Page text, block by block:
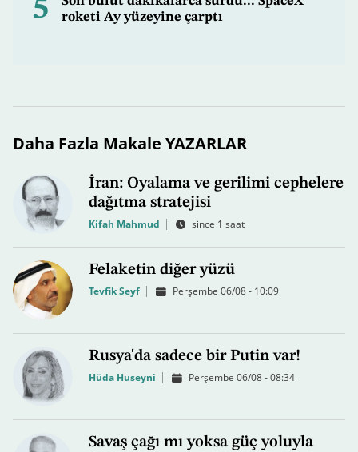
5
roketi Ay yüzeyine çarptı
Daha Fazla Makale YAZARLAR
İran: Oyalama ve gerilimi cephelere
dağıtma stratejisi
Kifah Mahmud since 1 saat
Felaketin diğer yüzü
Tevfik Seyf Perşembe 06/08 - 10:09
Rusya'da sadece bir Putin var!
Hüda Huseyni Perşembe 06/08 - 08:34
Savaş çağı mı yoksa güç yoluyla